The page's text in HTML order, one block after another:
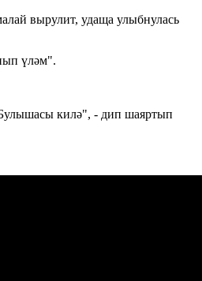
вырулит, удаща улыбнулась
үләм".
килә", - дип шаяртып